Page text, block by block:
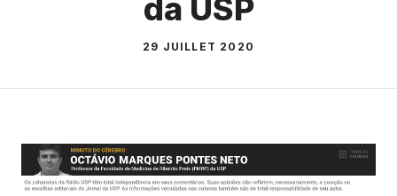
da USP
29 JUILLET 2020